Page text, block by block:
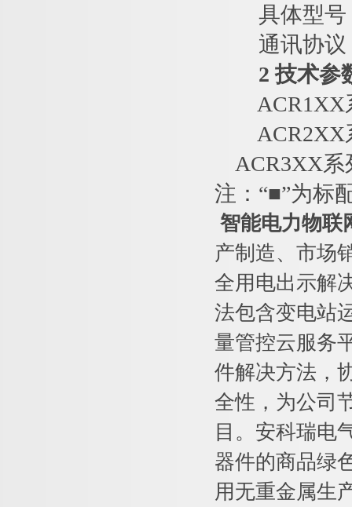
具体型号
通讯协议：
2 技术参
ACR1XX
ACR2XX
ACR3XX系
注：“■”为标
智能电力物联
产制造、市场
全用电出示解
法包含变电站
量管控云服务
件解决方法，
全性，为公司
目。安科瑞电
器件的商品绿
用无重金属生